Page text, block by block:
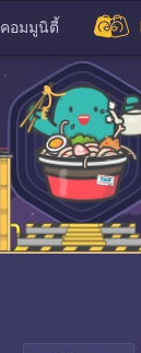
คอมมูนิตี้